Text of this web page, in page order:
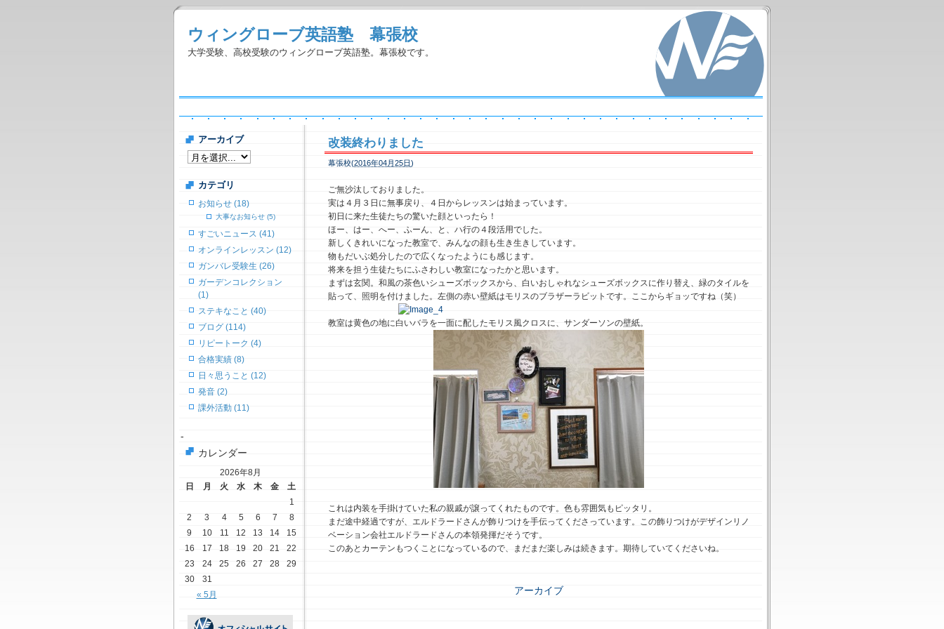
ウィングローブ英語塾 幕張校
大学受験、高校受験のウィングローブ英語塾。幕張校です。
改装終わりました
幕張校(2016年04月25日)
ご無沙汰しておりました。
実は４月３日に無事戻り、４日からレッスンは始まっています。
初日に来た生徒たちの驚いた顔といったら！
ほー、はー、へー、ふーん、と、ハ行の４段活用でした。
新しくきれいになった教室で、みんなの顔も生き生きしています。
物もだいぶ処分したので広くなったようにも感じます。
将来を担う生徒たちにふさわしい教室になったかと思います。
まずは玄関。和風の茶色いシューズボックスから、白いおしゃれなシューズボックスに作り替え、緑のタイルを
貼って、照明を付けました。左側の赤い壁紙はモリスのブラザーラビットです。ここからギョッですね（笑）
教室は黄色の地に白いバラを一面に配したモリス風クロスに、サンダーソンの壁紙。
これは内装を手掛けていた私の親戚が譲ってくれたものです。色も雰囲気もピッタリ。
まだ途中経過ですが、エルドラードさんが飾りつけを手伝ってくださっています。この飾りつけがデザインリノ
ベーション会社エルドラードさんの本領発揮だそうです。
このあとカーテンもつくことになっているので、まだまだ楽しみは続きます。期待していてくださいね。
アーカイブ
アーカイブ
カテゴリ
お知らせ (18)
大事なお知らせ (5)
すごいニュース (41)
オンラインレッスン (12)
ガンバレ受験生 (26)
ガーデンコレクション
(1)
ステキなこと (40)
ブログ (114)
リピートーク (4)
合格実績 (8)
日々思うこと (12)
発音 (2)
課外活動 (11)
-
カレンダー
2026年8月
日
月 火 水 木 金 土
« 5月
1
2
3 4 5 6 7
8
9
10 11 12 13 14
15
16
17 18 19 20 21
22
23
24 25 26 27 28
29
30
31